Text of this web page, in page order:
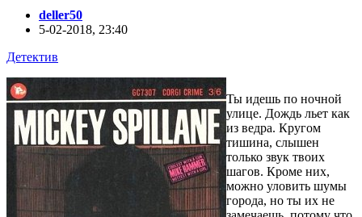
deller50
5-02-2018, 23:40
Детектив
Ты идешь по ночной
улице. Дождь льет как
из ведра. Кругом
тишина, слышен
только звук твоих
шагов. Кроме них,
можно уловить шумы
города, но ты их не